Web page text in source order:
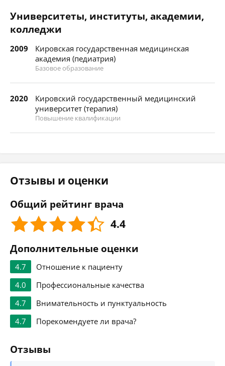
Университеты, институты, академии,
колледжи
2009
Кировская государственная медицинская
академия (педиатрия)
Базовое образование
2020
Кировский государственный медицинский
университет (терапия)
Повышение квалификации
Отзывы и оценки
Общий рейтинг врача
4.4
Дополнительные оценки
4.7
Отношение к пациенту
4.0
Профессиональные качества
4.7
Внимательность и пунктуальность
4.7
Порекомендуете ли врача?
Отзывы